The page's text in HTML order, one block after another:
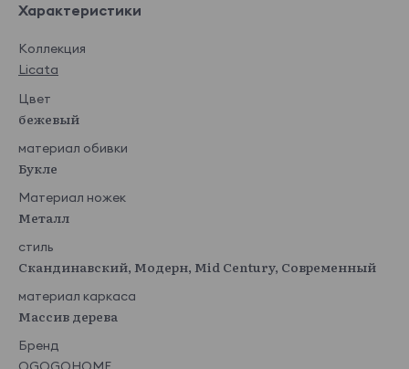
Характеристики
Коллекция
Licata
Цвет
бежевый
материал обивки
Букле
Материал ножек
Металл
стиль
Скандинавский, Модерн, Mid Century, Современный
материал каркаса
Массив дерева
Бренд